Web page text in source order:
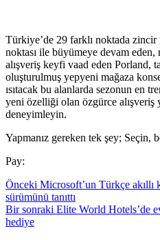
Türkiye’de 29 farklı noktada zincir
noktası ile büyümeye devam
alışveriş keyfi vaad eden Porland,
oluşturulmuş yepyeni mağaza
ısıtacak bu alanlarda sezonun en
yeni özelliği olan özgürce alışveriş
deneyimleyin.
Yapmanız gereken tek şey; Seçin,
Pay:
Önceki Microsoft’un Türkçe
sürümünü tanıttı
Bir sonraki Elite World Hotels’de
hediye